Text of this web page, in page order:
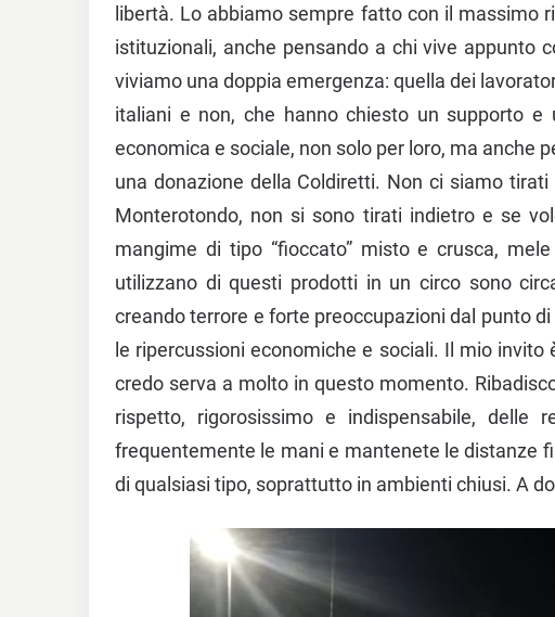
libertà. Lo abbiamo sempre fatto con il massimo
istituzionali, anche pensando a chi vive
viviamo una doppia emergenza: quella dei
italiani e non, che hanno chiesto un supporto
economica e sociale, non solo per loro, ma anche
una donazione della Coldiretti. Non ci siamo
Monterotondo, non si sono tirati indietro e se
mangime di tipo “fioccato” misto e crusca,
utilizzano di questi prodotti in un circo sono
creando terrore e forte preoccupazioni dal punto
le ripercussioni economiche e sociali. Il mio
credo serva a molto in questo momento.
rispetto, rigorosissimo e indispensabile, delle
frequentemente le mani e mantenete le distanze
di qualsiasi tipo, soprattutto in ambienti chiusi. A